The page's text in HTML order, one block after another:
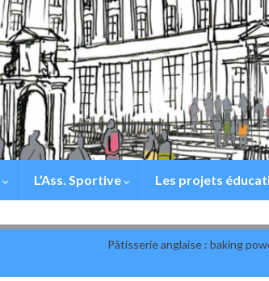
L’Ass. Sportive Les projets
Pâtisserie anglaise : baking